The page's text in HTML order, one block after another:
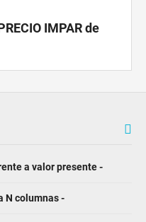
IMPAR de
a valor presente -
N columnas -